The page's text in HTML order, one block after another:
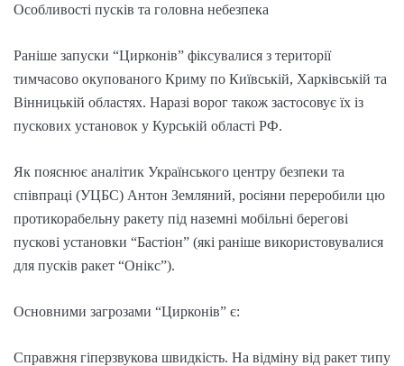
Особливості пусків та головна небезпека
Раніше запуски “Цирконів” фіксувалися з території
тимчасово окупованого Криму по Київській, Харківській та
Вінницькій областях. Наразі ворог також застосовує їх із
пускових установок у Курській області РФ.
Як пояснює аналітик Українського центру безпеки та
співпраці (УЦБС) Антон Земляний, росіяни переробили цю
протикорабельну ракету під наземні мобільні берегові
пускові установки “Бастіон” (які раніше використовувалися
для пусків ракет “Онікс”).
Основними загрозами “Цирконів” є:
Справжня гіперзвукова швидкість. На відміну від ракет типу